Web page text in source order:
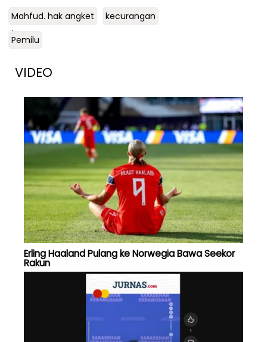
Mahfud. hak angket
kecurangan
.
Pemilu
VIDEO
Erling Haaland Pulang ke Norwegia Bawa Seekor
Rakun